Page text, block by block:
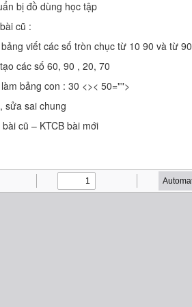
bị đồ dùng học tập
cũ :
viết các số tròn chục từ 10 90 và từ
các số 60, 90 , 20, 70
bảng con : 30 <>< 50="">
sửa sai chung
cũ – KTCB bài mới